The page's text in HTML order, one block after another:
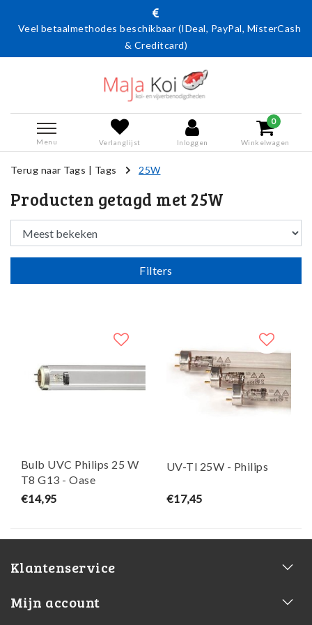
Veel betaalmethodes beschikbaar (IDeal, PayPal, MisterCash
& Creditcard)
Menu Verlanglijst Inloggen
0
Winkelwagen
Terug naar Tags | Tags 25W
Producten getagd met 25W
Filters
Bulb UVC Philips 25 W
T8 G13 - Oase
€14,95
UV-Tl 25W - Philips
€17,45
Klantenservice
Mijn account